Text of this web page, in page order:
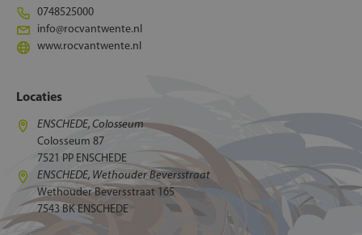
0748525000
info@rocvantwente.nl
www.rocvantwente.nl
Locaties
ENSCHEDE, Colosseum
Colosseum 87
7521 PP ENSCHEDE
ENSCHEDE, Wethouder Beversstraat
Wethouder Beversstraat 165
7543 BK ENSCHEDE